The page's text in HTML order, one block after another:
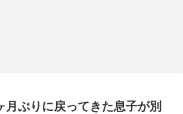
月ぶりに戻ってきた息子が別